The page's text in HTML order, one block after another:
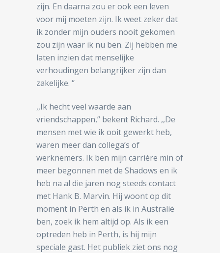
zijn. En daarna zou er ook een leven
voor mij moeten zijn. Ik weet zeker dat
ik zonder mijn ouders nooit gekomen
zou zijn waar ik nu ben. Zij hebben me
laten inzien dat menselijke
verhoudingen belangrijker zijn dan
zakelijke. ‘’
,,Ik hecht veel waarde aan
vriendschappen,’’ bekent Richard. ,,De
mensen met wie ik ooit gewerkt heb,
waren meer dan collega’s of
werknemers. Ik ben mijn carrière min of
meer begonnen met de Shadows en ik
heb na al die jaren nog steeds contact
met Hank B. Marvin. Hij woont op dit
moment in Perth en als ik in Australië
ben, zoek ik hem altijd op. Als ik een
optreden heb in Perth, is hij mijn
speciale gast. Het publiek ziet ons nog